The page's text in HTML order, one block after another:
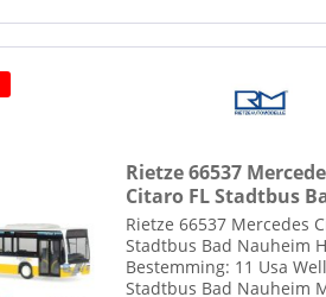
Rietze 66537
Citaro FL Stadtbus
Rietze 66537 Mercedes
Stadtbus Bad Nauheim
Bestemming: 11 Usa
Stadtbus Bad Nauheim